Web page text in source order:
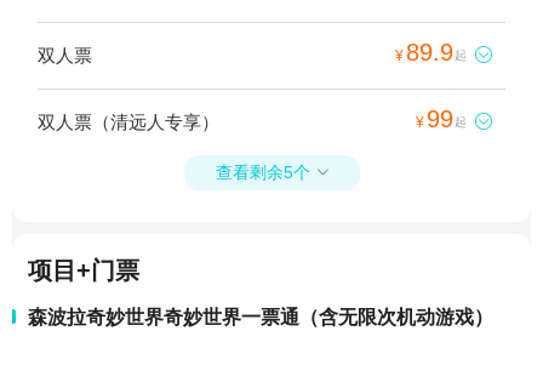
双人票 ¥ 89.9起 
双人票（清远人专享） ¥ 99起 
查看剩余5个 
项目+门票
森波拉奇妙世界奇妙世界一票通（含无限次机动游戏）